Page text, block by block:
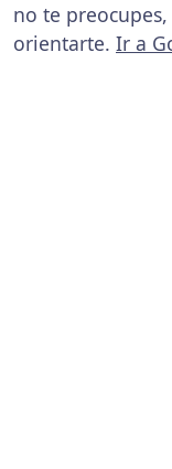
no te
orientarte. Ir a